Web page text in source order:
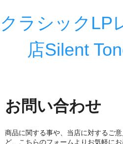
クラシックLP
店Silent
お問い合わせ
商品に関する事や、当店に対するご
ど、こちらのフォームよりお気軽にお